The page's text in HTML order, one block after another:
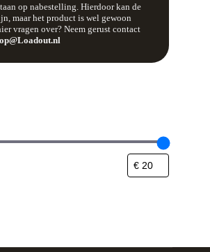
op nabestelling. Hierdoor kan de
maar het product is wel gewoon
vragen over? Neem gerust contact